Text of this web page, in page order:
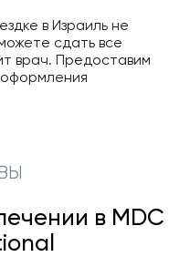
в Израиль не
сдать все
врач. Предоставим
в MDC